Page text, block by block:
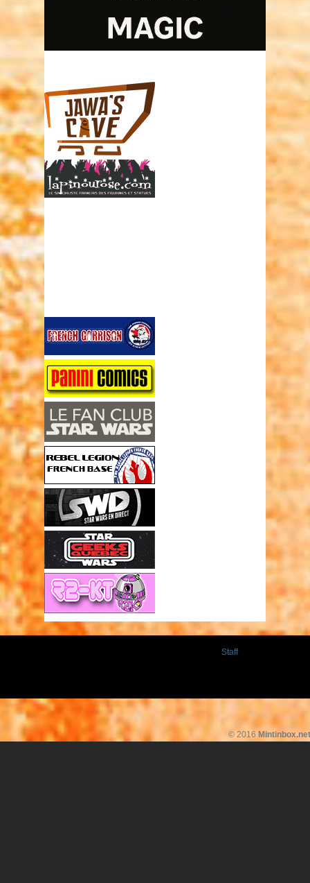
Staff
© 2016 Mintinbox.net